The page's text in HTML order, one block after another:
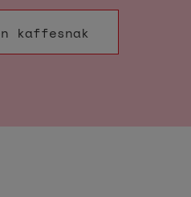
kaffesnak